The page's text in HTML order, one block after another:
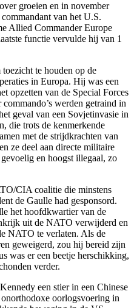
groeien en in november
van het U.S.
Allied Commander Europe
functie vervulde hij van 1
te houden op de
in Europa. Hij was een
opzetten van de Special Forces
werden getraind in
geval van een Sovjetinvasie in
die trots de kenmerkende
met de strijdkrachten van
ze deel aan directe militaire
en hoogst illegaal, zo
CIA coalitie die minstens
de Gaulle had gesponsord.
het hoofdkwartier van de
uit de NATO verwijderd en
NATO te verlaten. Als de
geweigerd, zou hij bereid zijn
was er een beetje herschikking,
verder.
een stier in een Chinese
oorlogsvoering in